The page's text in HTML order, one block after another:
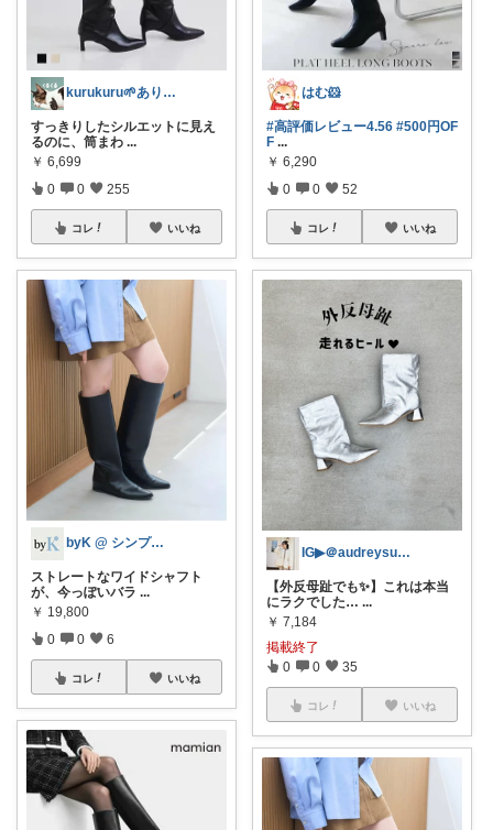
kurukuru🌱ありがとうございます
すっきりしたシルエットに見え
るのに、筒まわ ...
￥ 6,699
0 0 255
コレ いいね
byK @ シンプル好き
ストレートなワイドシャフト
が、今っぽいバラ ...
￥ 19,800
0 0 6
コレ いいね
はむ🐹
#高評価レビュー4.56 #500円OF
F ...
￥ 6,290
0 0 52
コレ いいね
IG▶︎＠audreysunnyday
【外反母趾でも✨】これは本当
にラクでした… ...
￥ 7,184
掲載終了
0 0 35
コレ いいね